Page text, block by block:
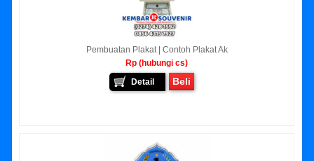
Pembuatan Plakat | Contoh Plakat Ak
Rp (hubungi cs)
Detail
Beli